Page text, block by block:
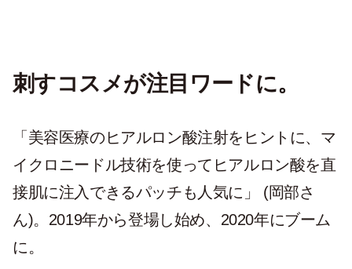
刺すコスメが注目ワードに。
「美容医療のヒアルロン酸注射をヒントに、マ
イクロニードル技術を使ってヒアルロン酸を直
接肌に注入できるパッチも人気に」 (岡部さ
ん)。2019年から登場し始め、2020年にブーム
に。